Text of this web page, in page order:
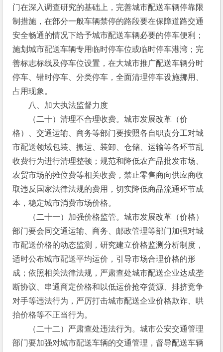
门在深入调查研究的基础上，完善城市配送车辆停靠限
制措施，在部分一般车辆禁停的路段要在保障道路交通
安全畅通的情况下给予城市配送车辆必要的停车便利；
施划城市配送车辆专用临时停车位或临时停车港湾；完
善标志标线及停车位设置，在大城市推广配送车辆分时
停车、错时停车、分类停车，全面清理停车设施挪用、
占用现象。
八、加大执法监督力度
（二十）清理不合理收费。城市发展改革（价
格）、交通运输、商务等部门要按照各自职责分工对城
市配送领域包装、搬运、装卸、仓储、运输等各环节乱
收费行为进行清理整顿；规范和降低农产品批发市场、
农贸市场的摊位费等相关收费，禁止零售商向供应商收
取违反国家法律法规的费用，切实降低商品流通环节成
本，稳定城市消费市场价格。
（二十一）加强价格监管。城市发展改革（价格）
部门要会同交通运输、商务、邮政管理等部门加强对城
市配送价格的动态监测，研究建立价格监测分析制度，
适时公布城市配送平均运价，引导市场合理价格的形
成；依照相关法律法规，严肃查处城市配送企业达成垄
断协议、串通商定价格和以低运价抢夺货源、排挤竞争
对手等违法行为，严厉打击城市配送企业价格欺诈、哄
抬价格等不正当行为。
（二十二）严肃查处违法行为。城市公安交通管理
部门要加强对城市配送车辆的交通管理，督导配送车辆